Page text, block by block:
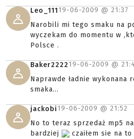
Leo_11119-06-2009 @ 21:37
Narobili mi tego smaku na
wyczekam do momentu w
Polsce .
Baker222219-06-2009 @
Naprawde ładnie wykonana
smaka...
jackobi19-06-2009 @ 21:52
No to teraz sprzedaż mp5
bardziej
czaiłem sie na